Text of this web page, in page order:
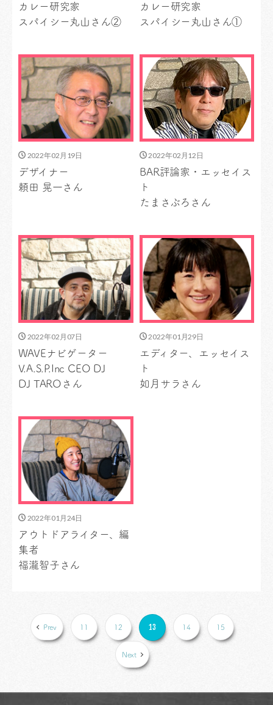
カレー研究家
スパイシー丸山さん②
カレー研究家
スパイシー丸山さん①
2022年02月19日
デザイナー
頼田 晃一さん
2022年02月12日
BAR評論家・エッセイス
ト
たまさぶろさん
2022年02月07日
WAVEナビゲーター
V.A.S.P.Inc CEO DJ
DJ TAROさん
2022年01月29日
エディター、エッセイス
ト
如月サラさん
2022年01月24日
アウトドアライター、編
集者
福瀧智子さん
Prev 11 12 13 14 15
Next